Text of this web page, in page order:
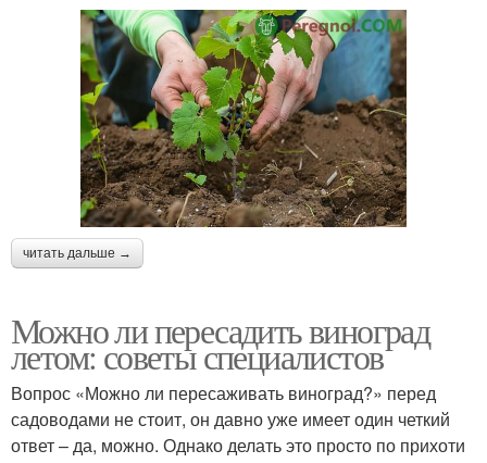
читать дальше →
Можно ли пересадить виноград
летом: советы специалистов
Вопрос «Можно ли пересаживать виноград?» перед
садоводами не стоит, он давно уже имеет один четкий
ответ – да, можно. Однако делать это просто по прихоти